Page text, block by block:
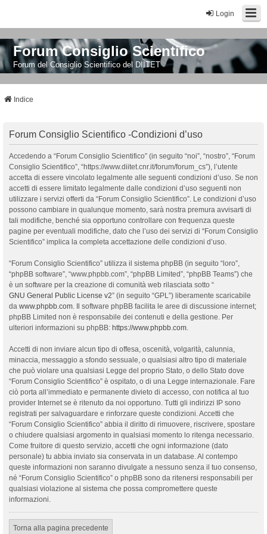
Login
Forum Consiglio Scientifico
Forum del Consiglio Scientifico del DIITET
Indice
Forum Consiglio Scientifico -Condizioni d’uso
Accedendo a “Forum Consiglio Scientifico” (in seguito “noi”, “nostro”, “Forum
Consiglio Scientifico”, “https://www.diitet.cnr.it/forum/forum_cs”), l’utente
accetta di essere vincolato legalmente alle seguenti condizioni d’uso. Se non
accetti di essere limitato legalmente dalle condizioni d’uso seguenti non
utilizzare i servizi offerti da “Forum Consiglio Scientifico”. Le condizioni d’uso
possono cambiare in qualunque momento, sarà nostra premura avvisarti di
tali modifiche, benché sia opportuno controllare con frequenza queste
pagine per eventuali modifiche, dato che l’uso dei servizi di “Forum Consiglio
Scientifico” implica la completa accettazione delle condizioni d’uso.
“Forum Consiglio Scientifico” utilizza il sistema phpBB (in seguito “loro”,
“phpBB software”, “www.phpbb.com”, “phpBB Limited”, “phpBB Teams”) che
è un software per la creazione di comunità web rilasciata sotto “
GNU General Public License v2” (in seguito “GPL”) liberamente scaricabile
da www.phpbb.com. Il software phpBB facilita le aree di discussione internet;
phpBB Limited non è responsabile dei contenuti e della gestione. Per
ulteriori informazioni su phpBB: https://www.phpbb.com.
Accetti di non inviare alcun tipo di offesa, oscenità, volgarità, calunnia,
minaccia, messaggio a sfondo sessuale, o qualsiasi altro tipo di materiale
che può violare una qualsiasi Legge del proprio Stato, o dello Stato dove
“Forum Consiglio Scientifico” è ospitato, o di una Legge internazionale. Fare
ciò porta all’immediato e permanente divieto di accesso, con notifica al tuo
provider Internet se è ritenuto da noi opportuno. Tutti gli indirizzi IP sono
registrati per salvaguardare e rinforzare queste condizioni. Accetti che
“Forum Consiglio Scientifico” abbia il diritto di rimuovere, riscrivere, spostare
o chiudere qualsiasi argomento in qualsiasi momento lo ritenga necessario.
Come fruitore di questo servizio, accetti che ogni informazione (dato
personale) tu abbia inviato sia conservata in un database. Al contempo
queste informazioni non saranno divulgate a nessuno senza il tuo consenso,
né “Forum Consiglio Scientifico” o phpBB sono da ritenersi responsabili per
qualsiasi violazione al sistema che possa compromettere queste
informazioni.
Torna alla pagina precedente